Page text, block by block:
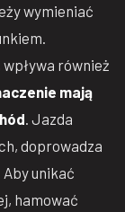
wymieniać
również
mają
. Jazda
doprowadza
unikać
hamować